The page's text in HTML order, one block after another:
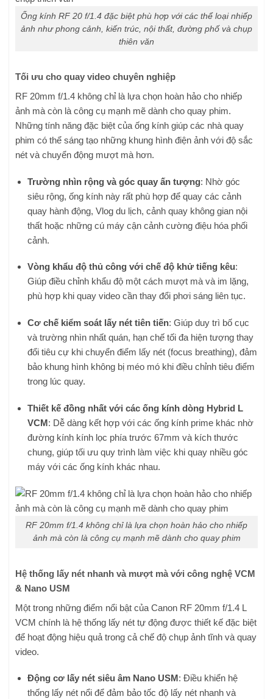
Ống kính RF 20 f/1.4 đặc biệt phù hợp với các thể loại nhiếp
ảnh như phong cảnh, kiến trúc, nội thất, đường phố và chụp
thiên văn
Tối ưu cho quay video chuyên nghiệp
RF 20mm f/1.4 không chỉ là lựa chọn hoàn hảo cho nhiếp
ảnh mà còn là công cụ mạnh mẽ dành cho quay phim.
Những tính năng đặc biệt của ống kính giúp các nhà quay
phim có thể sáng tạo những khung hình điện ảnh với độ sắc
nét và chuyển động mượt mà hơn.
Trường nhìn rộng và góc quay ấn tượng: Nhờ góc
siêu rộng, ống kính này rất phù hợp để quay các cảnh
quay hành động, Vlog du lịch, cảnh quay không gian nội
thất hoặc những cú máy cận cảnh cường điệu hóa phối
cảnh.
Vòng khẩu độ thủ công với chế độ khử tiếng kêu:
Giúp điều chỉnh khẩu độ một cách mượt mà và im lặng,
phù hợp khi quay video cần thay đổi phơi sáng liên tục.
Cơ chế kiểm soát lấy nét tiên tiến: Giúp duy trì bố cục
và trường nhìn nhất quán, hạn chế tối đa hiện tượng thay
đổi tiêu cự khi chuyển điểm lấy nét (focus breathing), đảm
bảo khung hình không bị méo mó khi điều chỉnh tiêu điểm
trong lúc quay.
Thiết kế đồng nhất với các ống kính dòng Hybrid L
VCM: Dễ dàng kết hợp với các ống kính prime khác nhờ
đường kính kính lọc phía trước 67mm và kích thước
chung, giúp tối ưu quy trình làm việc khi quay nhiều góc
máy với các ống kính khác nhau.
RF 20mm f/1.4 không chỉ là lựa chọn hoàn hảo cho nhiếp
ảnh mà còn là công cụ mạnh mẽ dành cho quay phim
Hệ thống lấy nét nhanh và mượt mà với công nghệ VCM
& Nano USM
Một trong những điểm nổi bật của Canon RF 20mm f/1.4 L
VCM chính là hệ thống lấy nét tự động được thiết kế đặc biệt
để hoạt động hiệu quả trong cả chế độ chụp ảnh tĩnh và quay
video.
Động cơ lấy nét siêu âm Nano USM: Điều khiển hệ
thống lấy nét nổi để đảm bảo tốc độ lấy nét nhanh và